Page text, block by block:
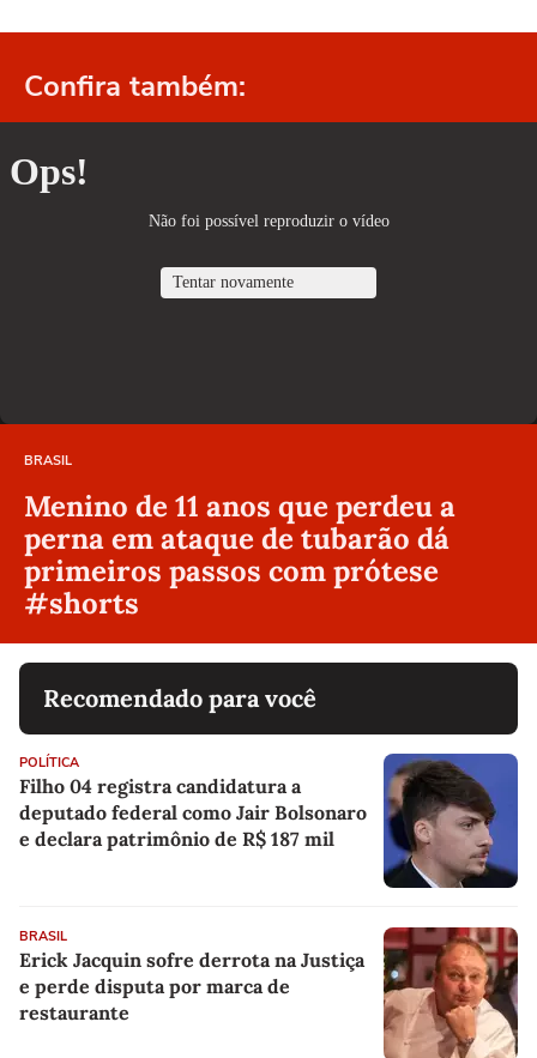
Confira também:
BRASIL
Menino de 11 anos que perdeu a
perna em ataque de tubarão dá
primeiros passos com prótese
#shorts
Recomendado para você
POLÍTICA
Filho 04 registra candidatura a
deputado federal como Jair Bolsonaro
e declara patrimônio de R$ 187 mil
BRASIL
Erick Jacquin sofre derrota na Justiça
e perde disputa por marca de
restaurante